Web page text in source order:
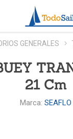
GENERALES
21 Cm
Marca: SEAFLO